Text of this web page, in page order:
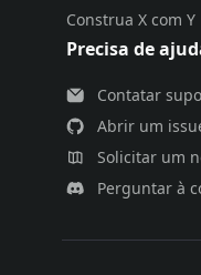
Construa X com Y
Precisa de
Contatar
Abrir um
Solicitar um
Perguntar à